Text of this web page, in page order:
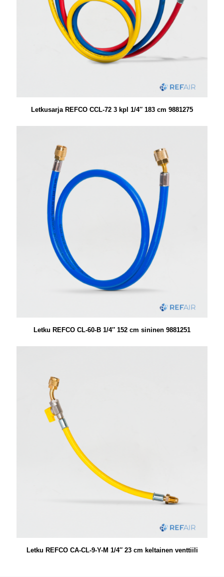
Letkusarja REFCO CCL-72 3 kpl 1/4″ 183 cm 9881275
Letku REFCO CL-60-B 1/4″ 152 cm sininen 9881251
Letku REFCO CA-CL-9-Y-M 1/4″ 23 cm keltainen venttiili